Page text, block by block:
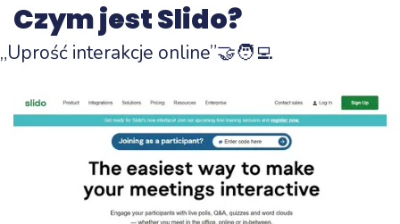
Czym jest Slido?
„Uprość interakcje online”🤝🧑‍💻